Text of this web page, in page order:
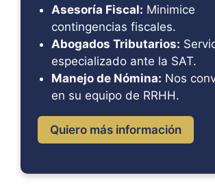
Asesoría Fiscal: Minimice
contingencias fiscales.
Abogados Tributarios:
especializado ante la SAT.
Manejo de Nómina: Nos
en su equipo de RRHH.
Quiero más información